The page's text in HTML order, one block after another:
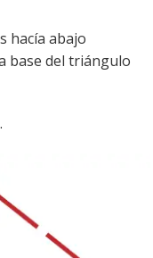
hacía abajo
base del triángulo